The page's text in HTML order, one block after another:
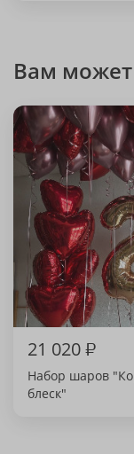
Вам может
21 020₽
Набор шаров
блеск"